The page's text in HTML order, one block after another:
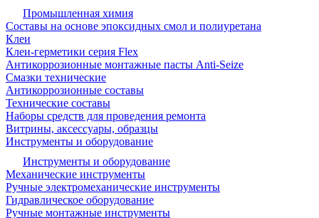
Промышленная химия
Составы на основе эпоксидных смол и полиуретана
Клеи
Клеи-герметики серия Flex
Антикоррозионные монтажные пасты Anti-Seize
Смазки технические
Антикоррозионные составы
Технические составы
Наборы средств для проведения ремонта
Витрины, аксессуары, образцы
Инструменты и оборудование
Инструменты и оборудование
Механические инструменты
Ручные электромеханические инструменты
Гидравлическое оборудование
Ручные монтажные инструменты